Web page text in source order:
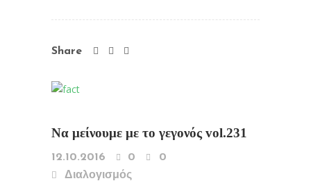
Share
Να μείνουμε με το γεγονός vol.231
12.10.2016 0
0
Διαλογισμός